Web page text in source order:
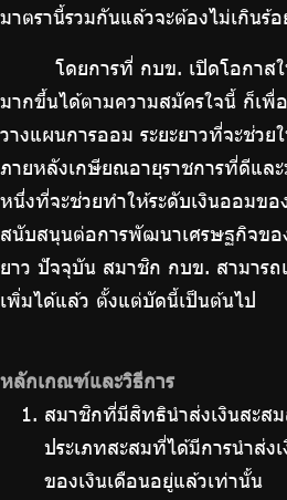
มาตรานี้รวมกันแล้วจะต้องไม่เกินร้
โดยการที่ กบข. เปิดโอกาส
มากขึ้นได้ตามความสมัครใจนี้ ก็เพื่
วางแผนการออม ระยะยาวที่จะช่ว
ภายหลังเกษียณอายุราชการที่ดีแล
หนึ่งที่จะช่วยทำให้ระดับเงินออมขอ
สนับสนุนต่อการพัฒนาเศรษฐกิจขอ
ยาว ปัจจุบัน สมาชิก กบข. สามาร
เพิ่มได้แล้ว ตั้งแต่บัดนี้เป็นต้นไป
หลักเกณฑ์และวิธีการ
สมาชิกที่มีสิทธินำส่งเงินสะส
ประเภทสะสมที่ได้มีการนำส่ง
ของเงินเดือนอยู่แล้วเท่านั้น